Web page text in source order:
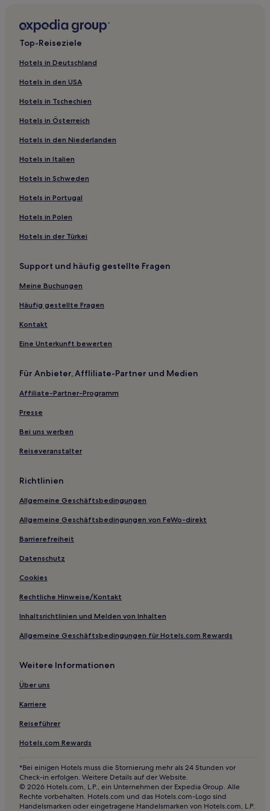
Top-Reiseziele
Hotels in Deutschland
Hotels in den USA
Hotels in Tschechien
Hotels in Österreich
Hotels in den Niederlanden
Hotels in Italien
Hotels in Schweden
Hotels in Portugal
Hotels in Polen
Hotels in der Türkei
Support und häufig gestellte Fragen
Meine Buchungen
Häufig gestellte Fragen
Kontakt
Eine Unterkunft bewerten
Für Anbieter, Affliliate-Partner und Medien
Affiliate-Partner-Programm
Presse
Bei uns werben
Reiseveranstalter
Richtlinien
Allgemeine Geschäftsbedingungen
Allgemeine Geschäftsbedingungen von FeWo-direkt
Barrierefreiheit
Datenschutz
Cookies
Rechtliche Hinweise/Kontakt
Inhaltsrichtlinien und Melden von Inhalten
Allgemeine Geschäftsbedingungen für Hotels.com Rewards
Weitere Informationen
Über uns
Karriere
Reiseführer
Hotels.com Rewards
*Bei einigen Hotels muss die Stornierung mehr als 24 Stunden vor
Check-in erfolgen. Weitere Details auf der Website.
© 2026 Hotels.com, L.P., ein Unternehmen der Expedia Group. Alle
Rechte vorbehalten. Hotels.com und das Hotels.com-Logo sind
Handelsmarken oder eingetragene Handelsmarken von Hotels.com, L.P.